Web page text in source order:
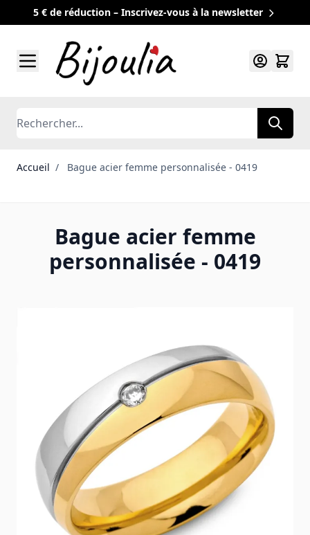
5 € de réduction – Inscrivez-vous à la newsletter
Rechercher
Accueil / Bague acier femme personnalisée - 0419
Bague acier femme
personnalisée - 0419